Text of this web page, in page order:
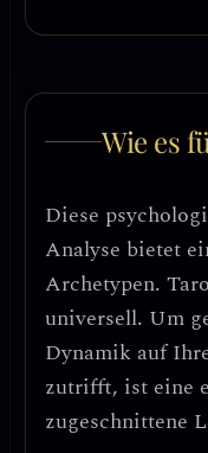
Wie es
Diese
Analyse bietet
Archetypen.
universell. Um
Dynamik auf
zutrifft, ist eine
zugeschnittene